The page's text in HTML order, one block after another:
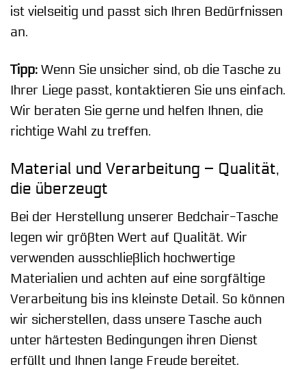
ist vielseitig und passt sich Ihren Bedürfnissen
an.
Tipp: Wenn Sie unsicher sind, ob die Tasche zu
Ihrer Liege passt, kontaktieren Sie uns einfach.
Wir beraten Sie gerne und helfen Ihnen, die
richtige Wahl zu treffen.
Material und Verarbeitung – Qualität,
die überzeugt
Bei der Herstellung unserer Bedchair-Tasche
legen wir größten Wert auf Qualität. Wir
verwenden ausschließlich hochwertige
Materialien und achten auf eine sorgfältige
Verarbeitung bis ins kleinste Detail. So können
wir sicherstellen, dass unsere Tasche auch
unter härtesten Bedingungen ihren Dienst
erfüllt und Ihnen lange Freude bereitet.